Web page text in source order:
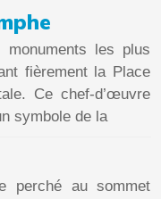
monuments les plus
fièrement la Place
Ce chef-d’œuvre
symbole de la
perché au sommet